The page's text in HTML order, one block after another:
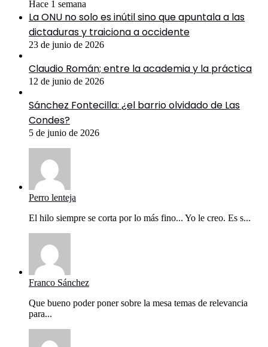
Hace 1 semana
La ONU no solo es inútil sino que apuntala a las
dictaduras y traiciona a occidente
23 de junio de 2026
Claudio Román; entre la academia y la práctica
12 de junio de 2026
Sánchez Fontecilla: ¿el barrio olvidado de Las
Condes?
5 de junio de 2026
Perro lenteja
El hilo siempre se corta por lo más fino... Yo le creo. Es s...
Franco Sánchez
Que bueno poder poner sobre la mesa temas de relevancia
para...